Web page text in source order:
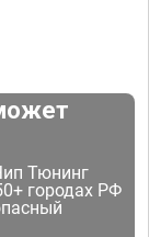
Тюнинг
городах РФ